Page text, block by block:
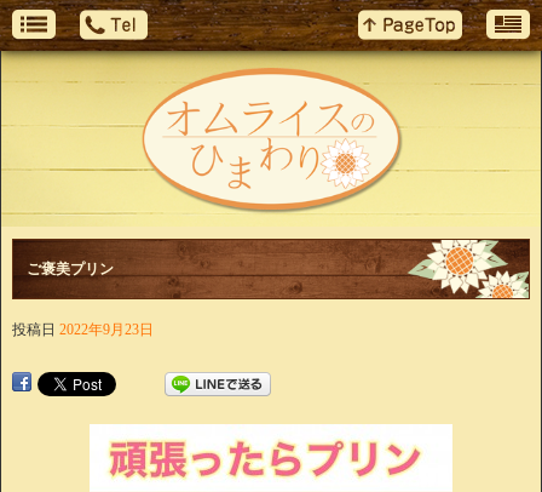
ご褒美プリン
投稿日 2022年9月23日